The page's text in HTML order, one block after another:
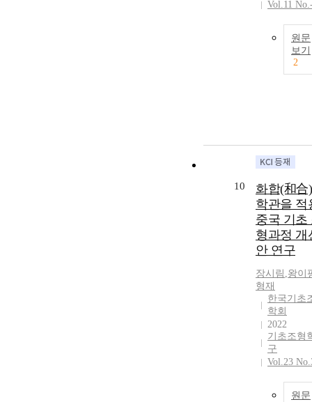
Vol.11
원문
보기
2
10
화합(和合
학관을 적
중국 기초
형과정 개
안 연구
장시림 ,왕이
형재
한국기초
학회
2022
기초조형
구
Vol.23
원문